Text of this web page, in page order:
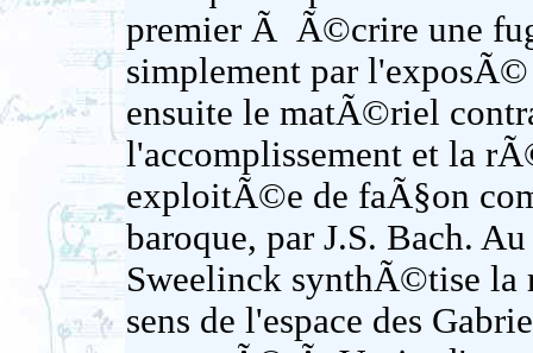
premier Ã Ã©crire une
simplement par
ensuite le matÃ©riel
l'accomplissement et la
exploitÃ©e de faÃ§on
baroque, par J.S. Bach.
Sweelinck synthÃ©tise la
sens de l'espace des